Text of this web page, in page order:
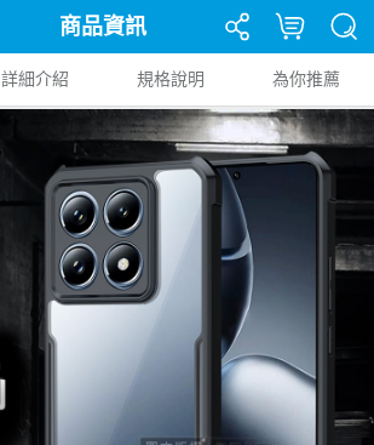
商品資訊
詳細介紹 規格說明 為你推薦